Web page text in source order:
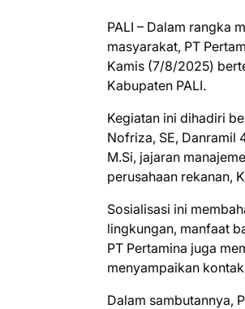
PALI – Dalam rangka
masyarakat, PT
Kamis (7/8/2025)
Kabupaten PALI.
Kegiatan ini dihadiri
Nofriza, SE, Danramil
M.Si, jajaran
perusahaan rekanan,
Sosialisasi ini
lingkungan, manfaat
PT Pertamina juga
menyampaikan
Dalam sambutannya,